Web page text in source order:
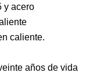
y acero
caliente.
años de vida